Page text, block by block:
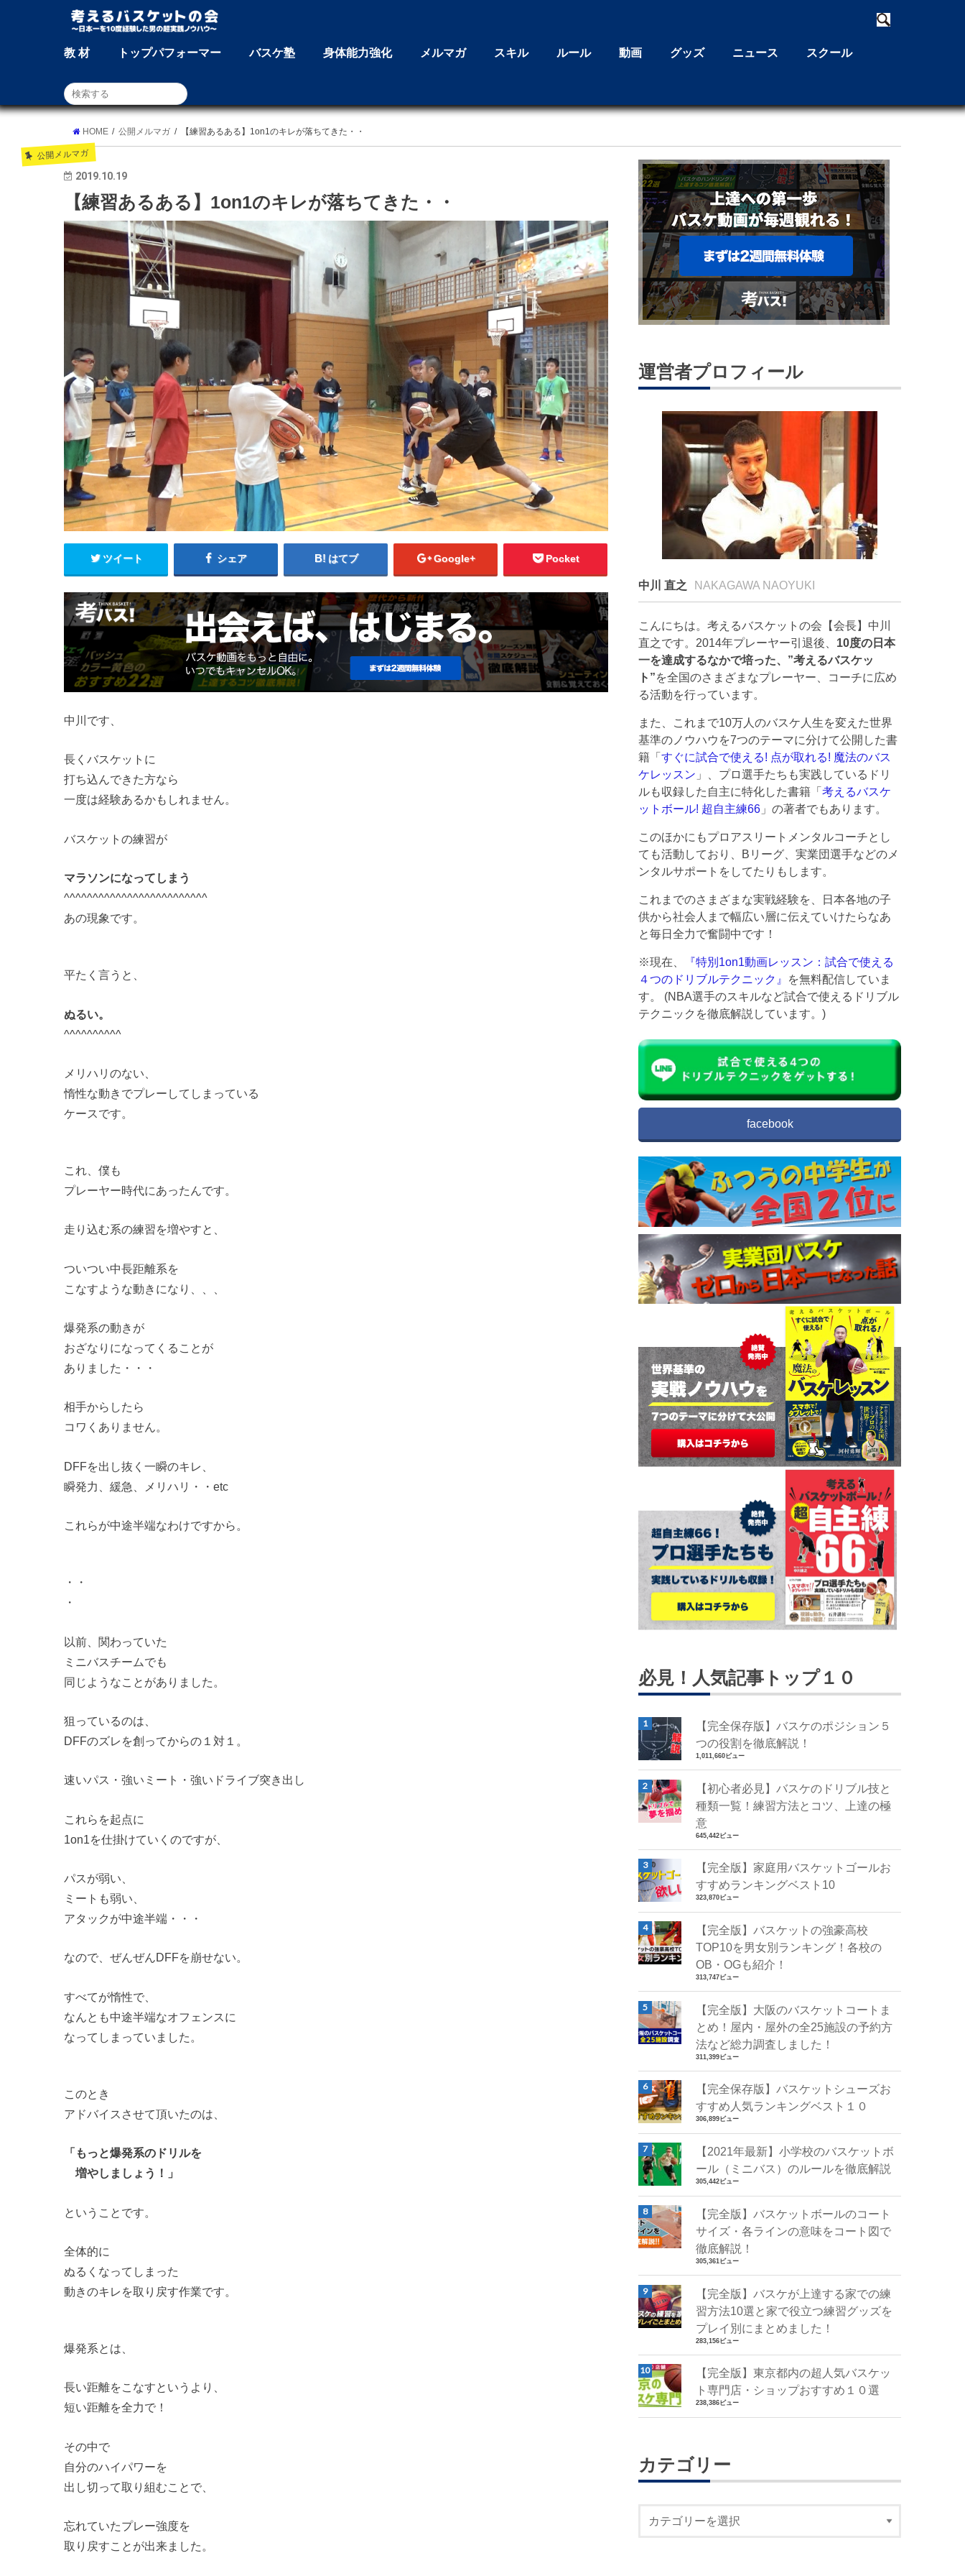
教 材 トップパフォーマー バスケ塾 身体能力強化 メルマガ スキル ルール 動画 グッズ ニュース スクール
HOME 公開メルマガ 【練習あるある】1on1のキレが落ちてきた・・
公開メルマガ
2019.10.19
【練習あるある】1on1のキレが落ちてきた・・
ツイート シェア はてブ Google+ Pocket
中川です、
長くバスケットに
打ち込んできた方なら
一度は経験あるかもしれません。
バスケットの練習が
マラソンになってしまう
^^^^^^^^^^^^^^^^^^^^^^^^^
あの現象です。
平たく言うと、
ぬるい。
^^^^^^^^^^
メリハリのない、
惰性な動きでプレーしてしまっている
ケースです。
これ、僕も
プレーヤー時代にあったんです。
走り込む系の練習を増やすと、
ついつい中長距離系を
こなすような動きになり、、、
爆発系の動きが
おざなりになってくることが
ありました・・・
相手からしたら
コワくありません。
DFFを出し抜く一瞬のキレ、
瞬発力、緩急、メリハリ・・etc
これらが中途半端なわけですから。
・・
・
以前、関わっていた
ミニバスチームでも
同じようなことがありました。
狙っているのは、
DFFのズレを創ってからの１対１。
速いパス・強いミート・強いドライブ突き出し
これらを起点に
1on1を仕掛けていくのですが、
パスが弱い、
ミートも弱い、
アタックが中途半端・・・
なので、ぜんぜんDFFを崩せない。
すべてが惰性で、
なんとも中途半端なオフェンスに
なってしまっていました。
このとき
アドバイスさせて頂いたのは、
「もっと爆発系のドリルを
増やしましょう！」
ということです。
全体的に
ぬるくなってしまった
動きのキレを取り戻す作業です。
爆発系とは、
長い距離をこなすというより、
短い距離を全力で！
その中で
自分のハイパワーを
出し切って取り組むことで、
忘れていたプレー強度を
取り戻すことが出来ました。
運営者プロフィール
中川 直之 NAKAGAWA NAOYUKI
こんにちは。考えるバスケットの会【会長】中川
直之です。2014年プレーヤー引退後、 10度の日本
一を達成するなかで培った、”考えるバスケッ
ト”を全国のさまざまなプレーヤー、コーチに広め
る活動を行っています。
また、これまで10万人のバスケ人生を変えた世界
基準のノウハウを7つのテーマに分けて公開した書
籍「すぐに試合で使える! 点が取れる! 魔法のバス
ケレッスン 」、プロ選手たちも実践しているドリ
ルも収録した自主に特化した書籍「考えるバスケ
ットボール! 超自主練66 」の著者でもあります。
このほかにもプロアスリートメンタルコーチとし
ても活動しており、Bリーグ、実業団選手などのメ
ンタルサポートをしてたりもします。
これまでのさまざまな実戦経験を、日本各地の子
供から社会人まで幅広い層に伝えていけたらなあ
と毎日全力で奮闘中です！
※現在、
『特別1on1動画レッスン：試合で使える
４つのドリブルテクニック』
を無料配信していま
す。 (NBA選手のスキルなど試合で使えるドリブル
テクニックを徹底解説しています。)
facebook
必見！人気記事トップ１０
【完全保存版】バスケのポジション５
つの役割を徹底解説！
1,011,660ビュー
【初心者必見】バスケのドリブル技と
種類一覧！練習方法とコツ、上達の極
意
645,442ビュー
【完全版】家庭用バスケットゴールお
すすめランキングベスト10
323,870ビュー
【完全版】バスケットの強豪高校
TOP10を男女別ランキング！各校の
OB・OGも紹介！
313,747ビュー
【完全版】大阪のバスケットコートま
とめ！屋内・屋外の全25施設の予約方
法など総力調査しました！
311,399ビュー
【完全保存版】バスケットシューズお
すすめ人気ランキングベスト１０
306,899ビュー
【2021年最新】小学校のバスケットボ
ール（ミニバス）のルールを徹底解説
305,442ビュー
【完全版】バスケットボールのコート
サイズ・各ラインの意味をコート図で
徹底解説！
305,361ビュー
【完全版】バスケが上達する家での練
習方法10選と家で役立つ練習グッズを
プレイ別にまとめました！
283,156ビュー
【完全版】東京都内の超人気バスケッ
ト専門店・ショップおすすめ１０選
238,386ビュー
カテゴリー